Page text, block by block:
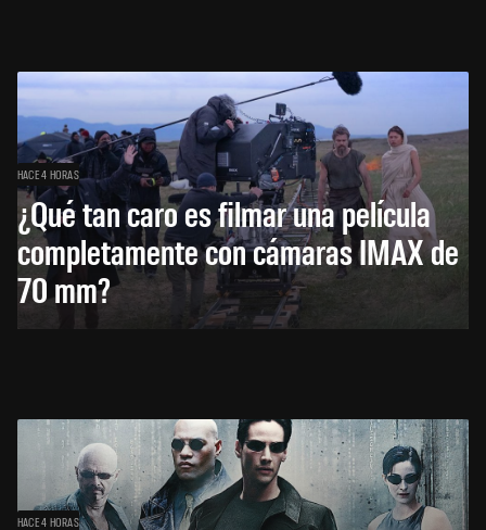
HACE 4 HORAS
¿Qué tan caro es filmar una película
completamente con cámaras IMAX de
70 mm?
HACE 4 HORAS